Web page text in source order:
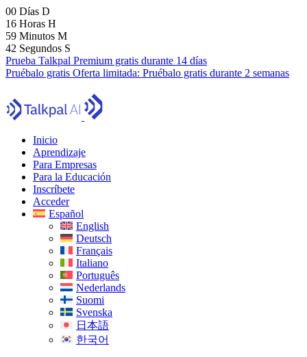
00 Días D
16 Horas H
59 Minutos M
40 Segundos S
Prueba Talkpal Premium gratis durante 14 días
Pruébalo gratis Oferta limitada: Pruébalo gratis durante 2 semanas
Inicio
Aprendizaje
Para Empresas
Para la Educación
Inscríbete
Acceder
Español
English
Deutsch
Français
Italiano
Português
Nederlands
Suomi
Svenska
日本語
한국어